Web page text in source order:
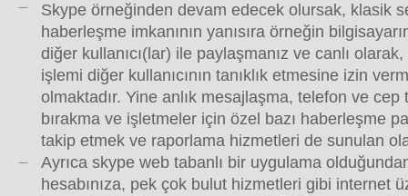
Skype örneğinden devam edecek olursak, klasik
haberleşme imkanının yanısıra örneğin
diğer kullanıcı(lar) ile paylaşmanız ve canlı
işlemi diğer kullanıcının tanıklık etmesine izin
olmaktadır. Yine anlık mesajlaşma, telefon ve cep
bırakma ve işletmeler için özel bazı haberleşme
takip etmek ve raporlama hizmetleri de sunulan
Ayrıca skype web tabanlı bir uygulama
hesabınıza, pek çok bulut hizmetleri gibi internet